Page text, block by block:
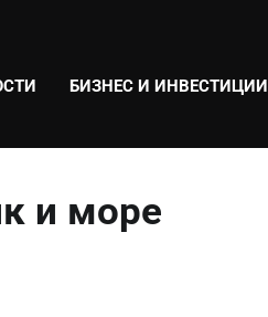
БИЗНЕС И ИНВЕСТИЦИИ
и море